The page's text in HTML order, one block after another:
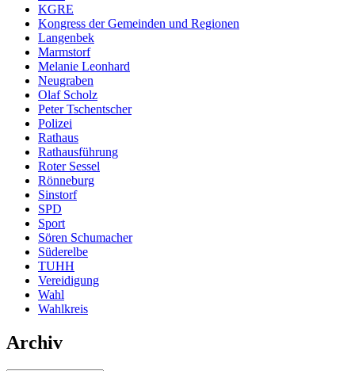
KGRE
Kongress der Gemeinden und Regionen
Langenbek
Marmstorf
Melanie Leonhard
Neugraben
Olaf Scholz
Peter Tschentscher
Polizei
Rathaus
Rathausführung
Roter Sessel
Rönneburg
Sinstorf
SPD
Sport
Sören Schumacher
Süderelbe
TUHH
Vereidigung
Wahl
Wahlkreis
Archiv